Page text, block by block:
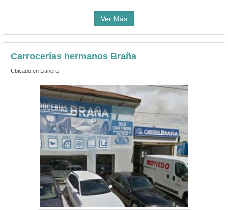
Ver Más
Carrocerías hermanos Braña
Ubicado en Llanera